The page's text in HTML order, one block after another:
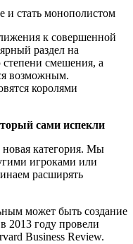
к совершенной
раздел на
степени смешения, а
возможным.
королями
сами испекли
категория. Мы
игроками или
расширять
может быть создание
году провели
Business Review.